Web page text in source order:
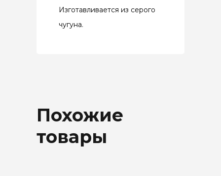
Изготавливается из серого
чугуна.
Похожие
товары